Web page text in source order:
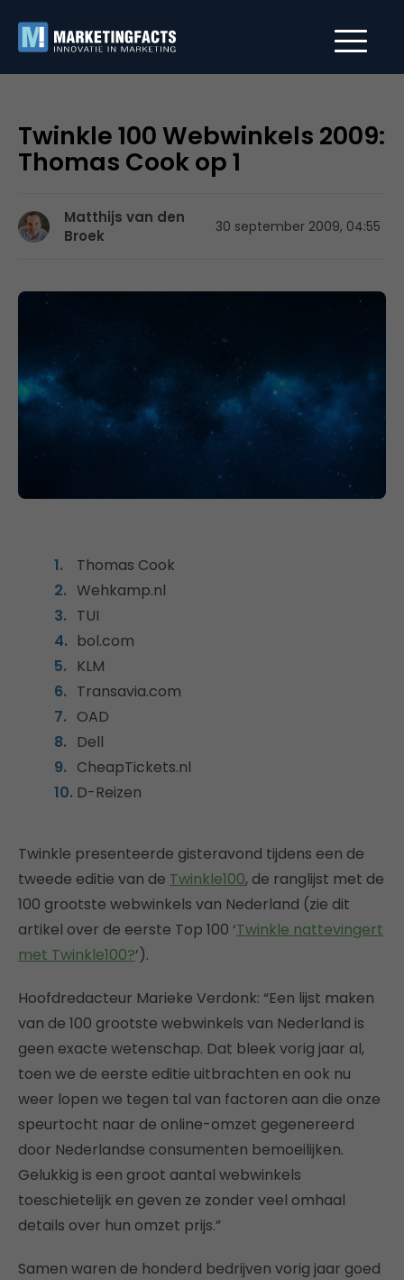
Twinkle 100 Webwinkels 2009:
Thomas Cook op 1
Matthijs van den
Broek
30 september 2009, 04:55
Thomas Cook
Wehkamp.nl
TUI
bol.com
KLM
Transavia.com
OAD
Dell
CheapTickets.nl
D-Reizen
Twinkle presenteerde gisteravond tijdens een de
tweede editie van de Twinkle100, de ranglijst met de
100 grootste webwinkels van Nederland (zie dit
artikel over de eerste Top 100 ‘Twinkle nattevingert
met Twinkle100?’).
Hoofdredacteur Marieke Verdonk: “Een lijst maken
van de 100 grootste webwinkels van Nederland is
geen exacte wetenschap. Dat bleek vorig jaar al,
toen we de eerste editie uitbrachten en ook nu
weer lopen we tegen tal van factoren aan die onze
speurtocht naar de online-omzet gegenereerd
door Nederlandse consumenten bemoeilijken.
Gelukkig is een groot aantal webwinkels
toeschietelijk en geven ze zonder veel omhaal
details over hun omzet prijs.”
Samen waren de honderd bedrijven vorig jaar goed